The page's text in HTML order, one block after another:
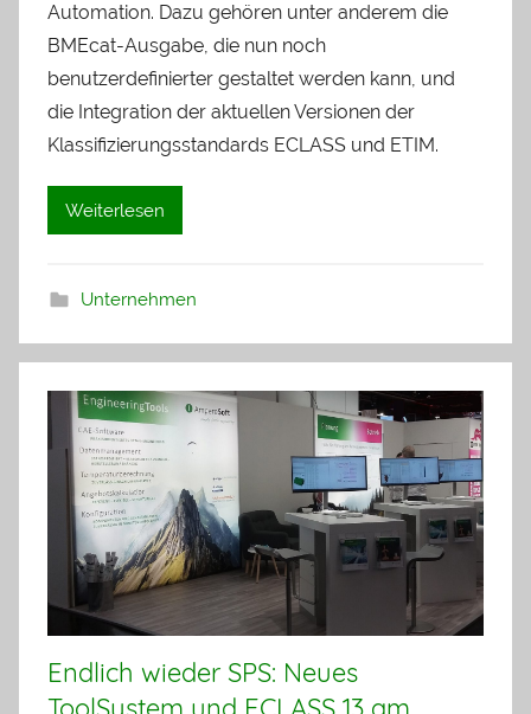
Automation. Dazu gehören unter anderem die
BMEcat-Ausgabe, die nun noch
benutzerdefinierter gestaltet werden kann, und
die Integration der aktuellen Versionen der
Klassifizierungsstandards ECLASS und ETIM.
Weiterlesen
Unternehmen
Endlich wieder SPS: Neues